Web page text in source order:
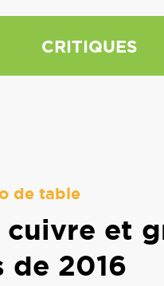
CRITIQUES
de table
et
de 2016